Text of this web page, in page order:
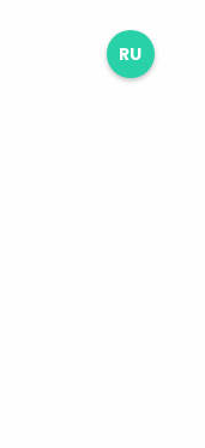
RU